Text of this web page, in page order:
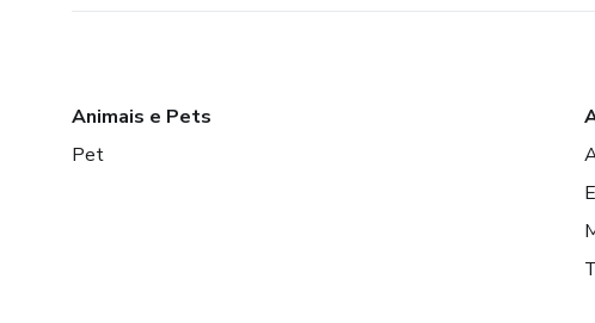
Animais e Pets
Pet